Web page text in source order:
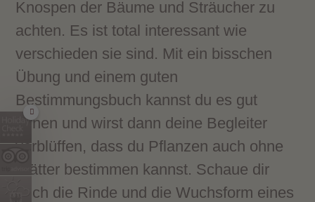
Knospen der Bäume und Sträucher zu
achten. Es ist total interessant wie
verschieden sie sind. Mit ein bisschen
Übung und einem guten
Bestimmungsbuch kannst du es gut
lernen und wirst dann deine Begleiter
verblüffen, dass du Pflanzen auch ohne
Blätter bestimmen kannst. Schaue dir
auch die Rinde und die Wuchsform eines